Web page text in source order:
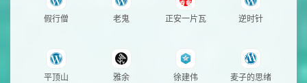
假行僧 老鬼 正安一片瓦 逆时针
平顶山 雅余 徐建伟 麦子的思绪